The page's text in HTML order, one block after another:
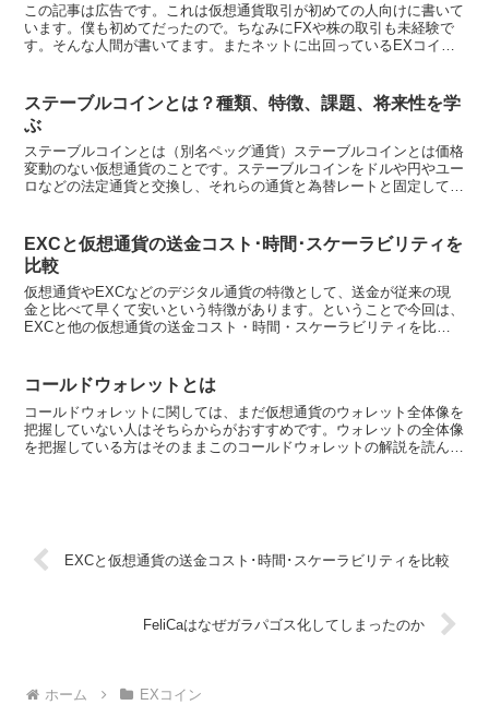
この記事は広告です。これは仮想通貨取引が初めての人向けに書いて
います。僕も初めてだったので。ちなみにFXや株の取引も未経験で
す。そんな人間が書いてます。またネットに出回っているEXコイン
ステーブルコインとは？種類、特徴、課題、将来性を学
ぶ
ステーブルコインとは（別名ペッグ通貨）ステーブルコインとは価格
変動のない仮想通貨のことです。ステーブルコインをドルや円やユー
ロなどの法定通貨と交換し、それらの通貨と為替レートと固定してお
EXCと仮想通貨の送金コスト･時間･スケーラビリティを
比較
仮想通貨やEXCなどのデジタル通貨の特徴として、送金が従来の現
金と比べて早くて安いという特徴があります。ということで今回は、
EXCと他の仮想通貨の送金コスト・時間・スケーラビリティを比較
コールドウォレットとは
コールドウォレットに関しては、まだ仮想通貨のウォレット全体像を
把握していない人はそちらからがおすすめです。ウォレットの全体像
を把握している方はそのままこのコールドウォレットの解説を読んで
EXCと仮想通貨の送金コスト･時間･スケーラビリティを比較
FeliCaはなぜガラパゴス化してしまったのか
ホーム EXコイン